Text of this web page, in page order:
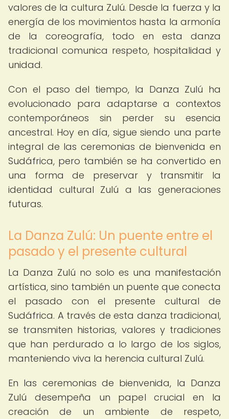
valores de la cultura Zulú. Desde la fuerza y la
energía de los movimientos hasta la armonía
de la coreografía, todo en esta danza
tradicional comunica respeto, hospitalidad y
unidad.
Con el paso del tiempo, la Danza Zulú ha
evolucionado para adaptarse a contextos
contemporáneos sin perder su esencia
ancestral. Hoy en día, sigue siendo una parte
integral de las ceremonias de bienvenida en
Sudáfrica, pero también se ha convertido en
una forma de preservar y transmitir la
identidad cultural Zulú a las generaciones
futuras.
La Danza Zulú: Un puente entre el
pasado y el presente cultural
La Danza Zulú no solo es una manifestación
artística, sino también un puente que conecta
el pasado con el presente cultural de
Sudáfrica. A través de esta danza tradicional,
se transmiten historias, valores y tradiciones
que han perdurado a lo largo de los siglos,
manteniendo viva la herencia cultural Zulú.
En las ceremonias de bienvenida, la Danza
Zulú desempeña un papel crucial en la
creación de un ambiente de respeto,